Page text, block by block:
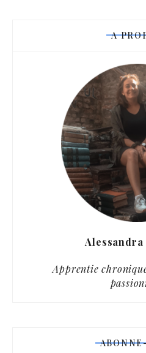
A
Alessandra
Apprentie